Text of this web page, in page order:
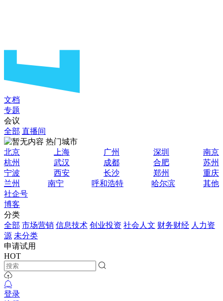
文档
专题
会议
全部 直播间
热门城市
北京
上海 广州 深圳
南京
杭州
武汉 成都 合肥
苏州
宁波
西安 长沙 郑州
重庆
兰州
南宁 呼和浩特 哈尔滨
其他
社企号
博客
分类
全部 市场营销 信息技术 创业投资 社会人文 财务财经 人力资
源 未分类
申请试用
HOT
登录